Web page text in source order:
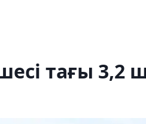
тағы 3,2